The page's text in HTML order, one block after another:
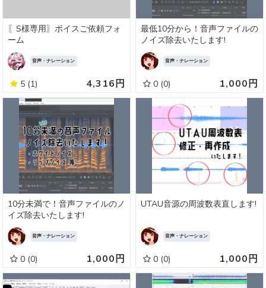
〖S様専用〗ボイスご依頼フォ
ーム
音声・ナレーション
5 (1) 4,316円
最低10分から！音声ファイルの
ノイズ除去いたします!
音声・ナレーション
0 (0) 1,000円
10分未満で！音声ファイルのノ
イズ除去いたします!
音声・ナレーション
0 (0) 1,000円
UTAU音源の周波数表直します!
音声・ナレーション
0 (0) 1,000円